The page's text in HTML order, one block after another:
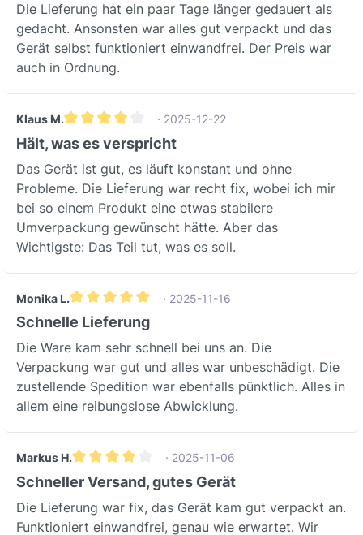
Die Lieferung hat ein paar Tage länger gedauert als
gedacht. Ansonsten war alles gut verpackt und das
Gerät selbst funktioniert einwandfrei. Der Preis war
auch in Ordnung.
Klaus M.
Gemiddelde waardering van 4 van 5 sterren
· 2025-12-22
Hält, was es verspricht
Das Gerät ist gut, es läuft konstant und ohne
Probleme. Die Lieferung war recht fix, wobei ich mir
bei so einem Produkt eine etwas stabilere
Umverpackung gewünscht hätte. Aber das
Wichtigste: Das Teil tut, was es soll.
Monika L.
Gemiddelde waardering van 5 van 5 sterren
· 2025-11-16
Schnelle Lieferung
Die Ware kam sehr schnell bei uns an. Die
Verpackung war gut und alles war unbeschädigt. Die
zustellende Spedition war ebenfalls pünktlich. Alles in
allem eine reibungslose Abwicklung.
Markus H.
Gemiddelde waardering van 4 van 5 sterren
· 2025-11-06
Schneller Versand, gutes Gerät
Die Lieferung war fix, das Gerät kam gut verpackt an.
Funktioniert einwandfrei, genau wie erwartet. Wir